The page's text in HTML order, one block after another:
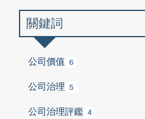
關鍵詞
公司價值 6
公司治理 5
公司治理評鑑 4